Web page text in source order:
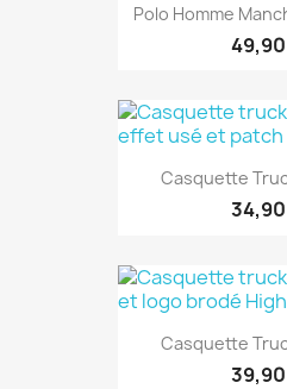
Polo Homme
Casquette
Casquette